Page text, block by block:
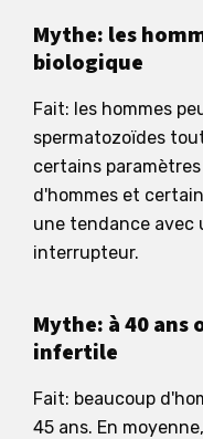
Mythe: les
biologique
Fait: les hommes
spermatozoïdes
certains
d'hommes et
une tendance avec
interrupteur.
Mythe: à 40
infertile
Fait: beaucoup
45 ans. En